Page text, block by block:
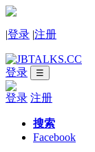
|登录 |注册
登录 ☰
登录 注册
搜索
Facebook